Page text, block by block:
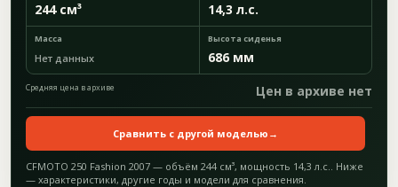
244 см³ 14,3 л.с.
Масса
Нет данных
Высота сиденья
686 мм
Средняя цена в архиве Цен в архиве нет
Сравнить с другой моделью →
CFMOTO 250 Fashion 2007 — объём 244 см³, мощность 14,3 л.с.. Ниже
— характеристики, другие годы и модели для сравнения.